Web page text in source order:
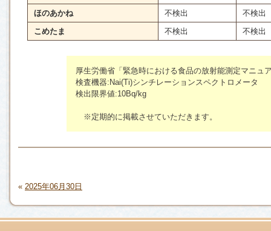
ほのあかね
不検出
不検出
こめたま
不検出 不検出
厚生労働省「緊急時における食品の放射能測定マニュ
検査機器:Nai(Ti)シンチレーションスペクトロメータ
検出限界値:10Bq/kg
※定期的に掲載させていただきます。
« 2025年06月30日